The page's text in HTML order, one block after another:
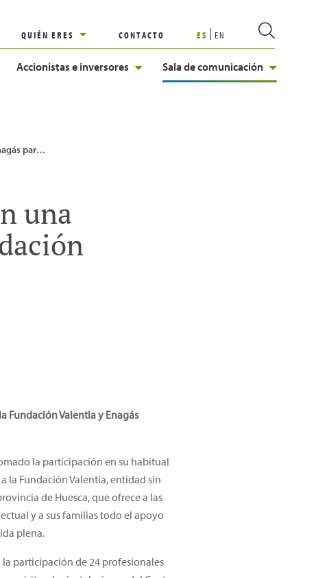
QUIÉN ERES CONTACTO ES EN
Accionistas e inversores Sala de comunicación
con la Fundación Valentia
una
Fundación Valentia y Enagás
la participación en su habitual
Fundación Valentia, entidad sin
de Huesca, que ofrece a las
y a sus familias todo el apoyo
plena.
participación de 24 profesionales